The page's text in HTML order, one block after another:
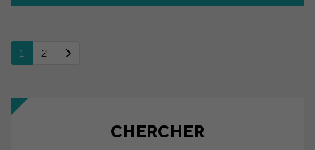
1 2
CHERCHER